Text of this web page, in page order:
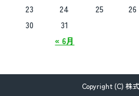
« 6月
23
24 25 26
30
31
Copyright (C) 株